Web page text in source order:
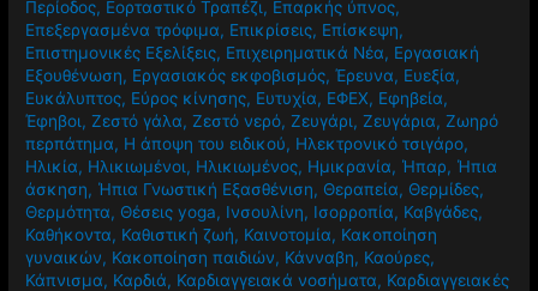
Περίοδος, Εορταστικό Τραπέζι, Επαρκής ύπνος,
Επεξεργασμένα τρόφιμα, Επικρίσεις, Επίσκεψη,
Επιστημονικές Εξελίξεις, Επιχειρηματικά Νέα, Εργασιακή
Εξουθένωση, Εργασιακός εκφοβισμός,Έρευνα, Ευεξία,
Ευκάλυπτος, Εύρος κίνησης, Ευτυχία, ΕΦΕΧ, Εφηβεία,
Έφηβοι,Ζεστό γάλα,Ζεστό νερό,Ζευγάρι,Ζευγάρια,Ζωηρό
περπάτημα, Η άποψη του ειδικού, Ηλεκτρονικό τσιγάρο,
Ηλικία, Ηλικιωμένοι, Ηλικιωμένος, Ημικρανία, Ήπαρ, Ήπια
άσκηση, Ήπια Γνωστική Εξασθένιση, Θεραπεία, Θερμίδες,
Θερμότητα, Θέσεις yoga, Ινσουλίνη, Ισορροπία, Καβγάδες,
Καθήκοντα, Καθιστική ζωή, Καινοτομία, Κακοποίηση
γυναικών, Κακοποίηση παιδιών, Κάνναβη, Καούρες,
Κάπνισμα, Καρδιά, Καρδιαγγειακά νοσήματα, Καρδιαγγειακές